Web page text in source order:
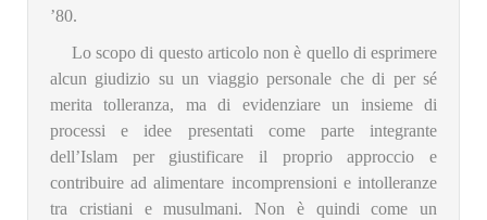
’80.
Lo scopo di questo articolo non è quello di esprimere
alcun giudizio su un viaggio personale che di per sé
merita tolleranza, ma di evidenziare un insieme di
processi e idee presentati come parte integrante
dell’Islam per giustificare il proprio approccio e
contribuire ad alimentare incomprensioni e intolleranze
tra cristiani e musulmani. Non è quindi come un